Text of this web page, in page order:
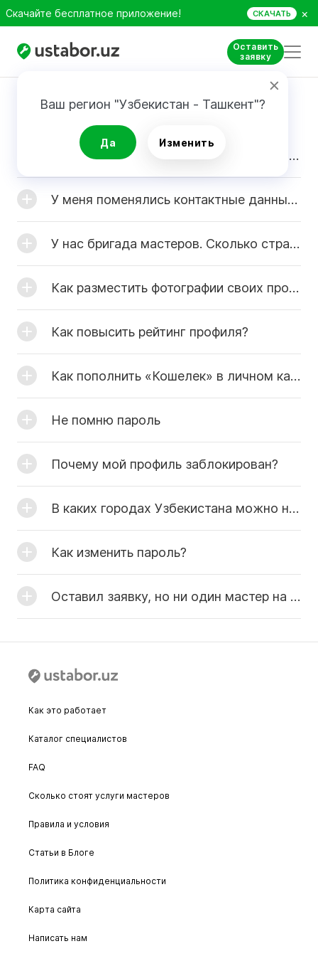
Скачайте бесплатное приложение! СКАЧАТЬ ×
Оставить
заявку
Ваш регион "Узбекистан - Ташкент"?
Да Изменить
FAQ
После ввода данных для регистрации я не получил письмо с активационной ссылкой. Что мне делать?
У меня поменялись контактные данные. Как отредактировать информацию в профиле?
У нас бригада мастеров. Сколько страниц мастеров я могу создать со своего профиля?
Как разместить фотографии своих проектов в каталог?
Как повысить рейтинг профиля?
Как пополнить «Кошелек» в личном кабинете?
Не помню пароль
Почему мой профиль заблокирован?
В каких городах Узбекистана можно найти мастеров?
Как изменить пароль?
Оставил заявку, но ни один мастер на нее так и не откликнулся
Как это работает
Каталог специалистов
FAQ
Сколько стоят услуги мастеров
Правила и условия
Статьи в Блоге
Политика конфиденциальности
Карта сайта
Написать нам